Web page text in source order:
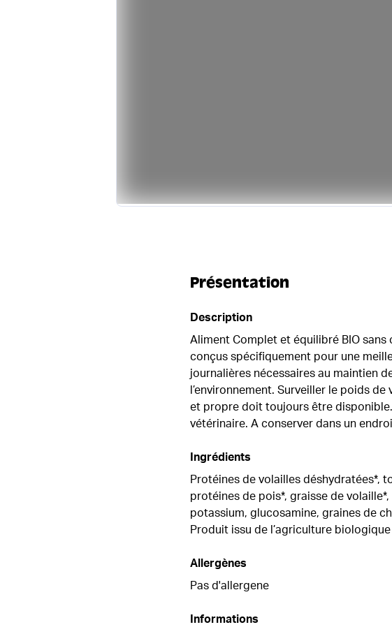
Présentation
Description
Aliment Complet et équilibré BIO
conçus spécifiquement pour une
journalières nécessaires au maintien
l’environnement. Surveiller le poids
et propre doit toujours être
vétérinaire. A conserver dans un
Ingrédients
Protéines de volailles déshydratées*,
protéines de pois*, graisse de
potassium, glucosamine, graines de
Produit issu de l’agriculture biologique
Allergènes
Pas d'allergene
Informations